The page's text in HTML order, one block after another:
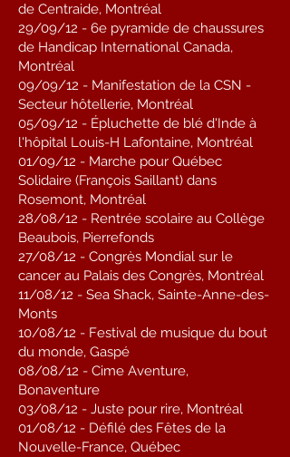
de Centraide, Montréal
29/09/12 - 6e pyramide de chaussures
de Handicap International Canada,
Montréal
09/09/12 - Manifestation de la CSN -
Secteur hôtellerie, Montréal
05/09/12 - Épluchette de blé d'Inde à
l'hôpital Louis-H Lafontaine, Montréal
01/09/12 - Marche pour Québec
Solidaire (François Saillant) dans
Rosemont, Montréal
28/08/12 - Rentrée scolaire au Collège
Beaubois, Pierrefonds
27/08/12 - Congrès Mondial sur le
cancer au Palais des Congrès, Montréal
11/08/12 - Sea Shack, Sainte-Anne-des-
Monts
10/08/12 - Festival de musique du bout
du monde, Gaspé
08/08/12 - Cime Aventure,
Bonaventure
03/08/12 - Juste pour rire, Montréal
01/08/12 - Défilé des Fêtes de la
Nouvelle-France, Québec